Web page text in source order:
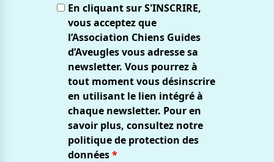
En cliquant sur S'INSCRIRE,
vous acceptez que
l’Association Chiens Guides
d’Aveugles vous adresse sa
newsletter. Vous pourrez à
tout moment vous désinscrire
en utilisant le lien intégré à
chaque newsletter. Pour en
savoir plus, consultez notre
politique de protection des
données*